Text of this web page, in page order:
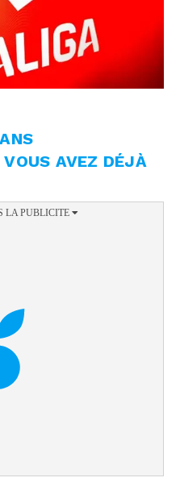
VOUS AVEZ DÉJÀ